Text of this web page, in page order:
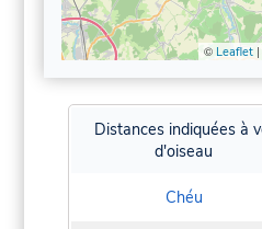
© Leaflet|
Distances indiquées à
d'oiseau
Chéu